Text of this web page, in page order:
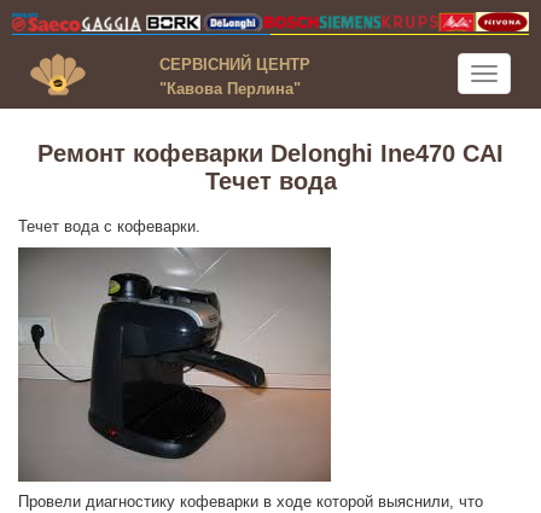
Toggle
СЕРВІСНИЙ ЦЕНТР
"Кавова Перлина"
Ремонт кофеварки Delonghi Ine470 CAI
Течет вода
Течет вода с кофеварки.
Провели диагностику кофеварки в ходе которой выяснили, что